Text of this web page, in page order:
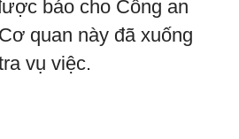
báo cho Công an
quan này đã xuống
vụ việc.